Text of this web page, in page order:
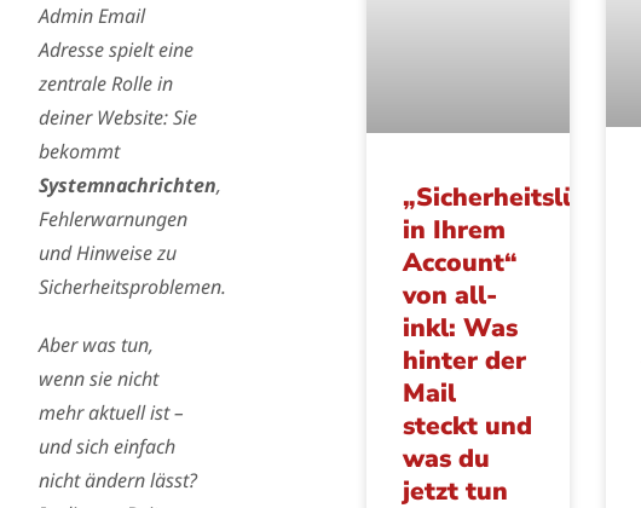
Admin Email
Adresse spielt eine
zentrale Rolle in
deiner Website: Sie
bekommt
Systemnachrichten,
Fehlerwarnungen
und Hinweise zu
Sicherheitsproblemen.
Aber was tun,
wenn sie nicht
mehr aktuell ist –
und sich einfach
nicht ändern lässt?
„Sicherheitslücke
in Ihrem
Account“
von all-
inkl: Was
hinter der
Mail
steckt und
was du
jetzt tun